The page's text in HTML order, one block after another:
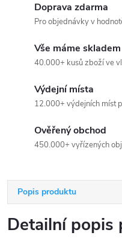
Doprava zdarma
Pro objednávky v
Vše máme skladem
40.000+ kusů zboží ve
Výdejní místa
12.000+ výdejních míst
Ověřený obchod
450.000+ vyřízených
Popis produktu
Detailní popis